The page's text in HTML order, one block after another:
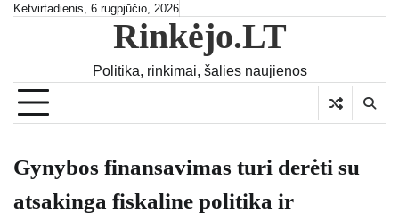
SkipKetvirtadienis, 6 rugpjūčio, 2026
Rinkėjo.LT
Politika, rinkimai, šalies naujienos
Gynybos finansavimas turi derėti su
atsakinga fiskaline politika ir